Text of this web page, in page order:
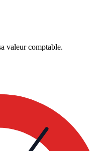
valeur comptable.